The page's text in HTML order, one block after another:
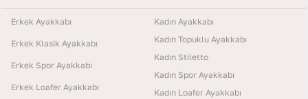
Erkek Ayakkabı
Erkek Klasik Ayakkabı
Erkek Spor Ayakkabı
Erkek Loafer Ayakkabı
Kadın Ayakkabı
Kadın Topuklu Ayakkabı
Kadın Stiletto
Kadın Spor Ayakkabı
Kadın Loafer Ayakkabı